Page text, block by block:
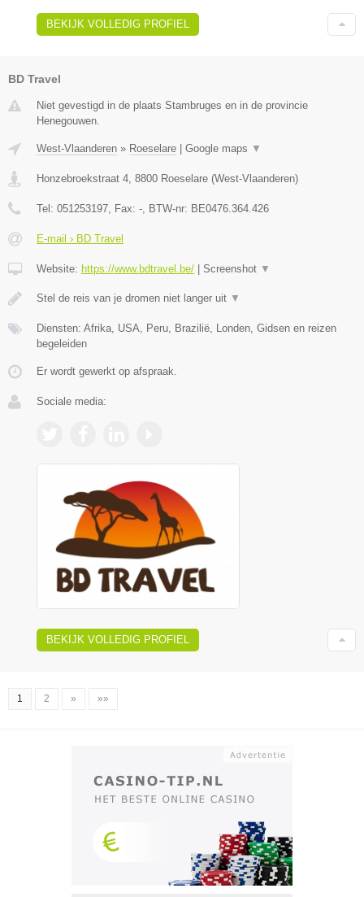
BEKIJK VOLLEDIG PROFIEL
BD Travel
Niet gevestigd in de plaats Stambruges en in de provincie
Henegouwen.
West-Vlaanderen » Roeselare Google maps ▼
Honzebroekstraat 4, 8800 Roeselare (West-Vlaanderen)
Tel: 051253197, Fax: -, BTW-nr: BE0476.364.426
E-mail › BD Travel
Website: https://www.bdtravel.be/ Screenshot ▼
Stel de reis van je dromen niet langer uit ▼
Diensten: Afrika, USA, Peru, Brazilië, Londen, Gidsen en reizen
begeleiden
Er wordt gewerkt op afspraak.
Sociale media:
BEKIJK VOLLEDIG PROFIEL
1 2 » »»